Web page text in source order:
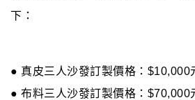
下：
● 真皮三人沙發訂製價格：$10,000
● 布料三人沙發訂製價格：$70,000